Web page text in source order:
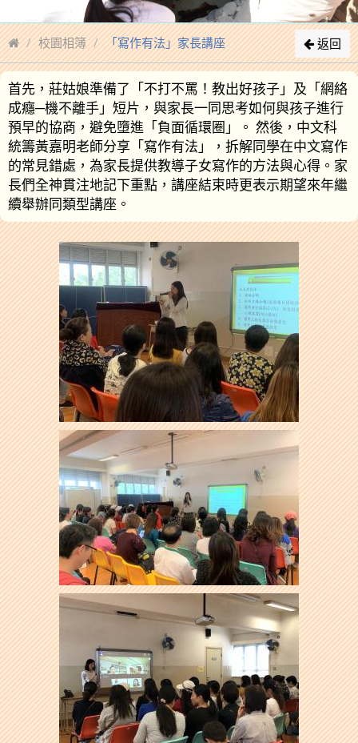
校園相簿 「寫作有法」家長講座 返回
首先，莊姑娘準備了「不打不罵！教出好孩子」及「網絡
成癮─機不離手」短片，與家長一同思考如何與孩子進行
預早的協商，避免墮進「負面循環圈」。 然後，中文科
統籌黃嘉明老師分享「寫作有法」，拆解同學在中文寫作
的常見錯處，為家長提供教導子女寫作的方法與心得。家
長們全神貫注地記下重點，講座結束時更表示期望來年繼
續舉辦同類型講座。